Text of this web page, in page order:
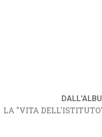
LA "VITA